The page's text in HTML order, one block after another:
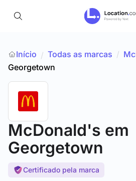
Início / Todas as marcas /
Georgetown
McDonald's em
Georgetown
Certificado pela marca